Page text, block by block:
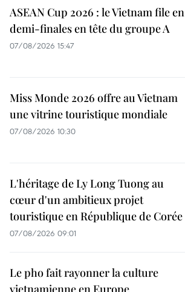
ASEAN Cup 2026 : le Vietnam file en
demi-finales en tête du groupe A
07/08/2026 15:47
Miss Monde 2026 offre au Vietnam
une vitrine touristique mondiale
07/08/2026 10:30
L'héritage de Ly Long Tuong au
cœur d'un ambitieux projet
touristique en République de Corée
07/08/2026 09:01
Le pho fait rayonner la culture